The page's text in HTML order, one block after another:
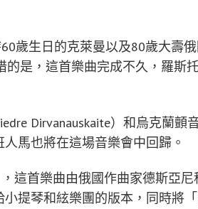
歲生日的克萊曼以及80歲大壽
的是，這首樂曲完成不久，羅斯
Dirvanauskaite）和烏克蘭顫
馬也將在這場音樂會中回歸。
這首樂曲由俄國作曲家德斯亞尼
提琴和絃樂團的版本，同時將「